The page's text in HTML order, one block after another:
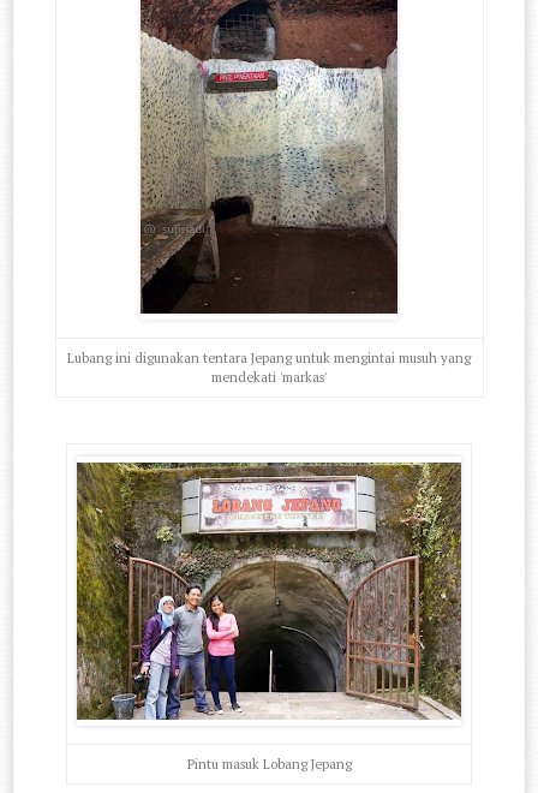
Lubang ini digunakan tentara Jepang untuk mengintai musuh yang
mendekati 'markas'
Pintu masuk Lobang Jepang